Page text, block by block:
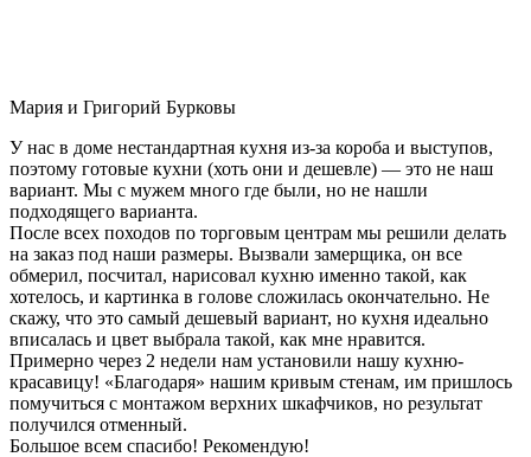
Мария и Григорий Бурковы
У нас в доме нестандартная кухня из-за короба и выступов,
поэтому готовые кухни (хоть они и дешевле) — это не наш
вариант. Мы с мужем много где были, но не нашли
подходящего варианта.
После всех походов по торговым центрам мы решили делать
на заказ под наши размеры. Вызвали замерщика, он все
обмерил, посчитал, нарисовал кухню именно такой, как
хотелось, и картинка в голове сложилась окончательно. Не
скажу, что это самый дешевый вариант, но кухня идеально
вписалась и цвет выбрала такой, как мне нравится.
Примерно через 2 недели нам установили нашу кухню-
красавицу! «Благодаря» нашим кривым стенам, им пришлось
помучиться с монтажом верхних шкафчиков, но результат
получился отменный.
Большое всем спасибо! Рекомендую!